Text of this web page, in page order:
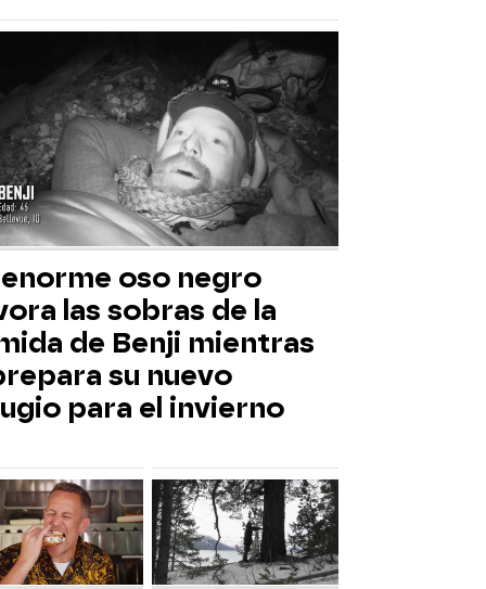
oso negro
las sobras de la
de Benji mientras
su nuevo
para el invierno